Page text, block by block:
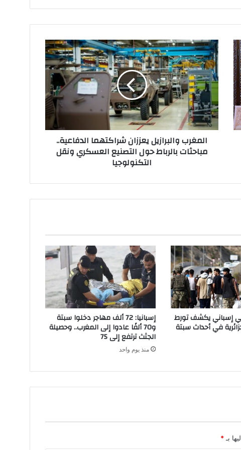
ا
ل
م
غ
ر
و
ا
ل
ي
ز
ا
ن
ش
ر
ك
ت
ه
م
د
ة
المغرب والبرازيل يعززان شراكتهما الدفاعية..
مباحثات بالرباط حول التصنيع العسكري ونقل
التكنولوجيا
إسباني يكشف تورط
في أحداث سبتة
إسبانيا: 72 ألف مهاجر دخلوا سبتة
و70 ألفًا عادوا إلى المغرب.. وحصيلة
الجثث ترتفع إلى 75
منذ يوم واحد
بـ *